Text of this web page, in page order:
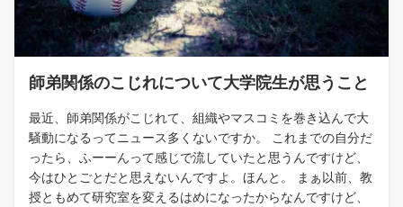
師弟関係のこじれについて大学院生が思うこと
最近、師弟関係がこじれて、組織やマスコミを巻き込んで大
騒動になるってニュース多くないですか。 これまでの自分だ
ったら、ふーーんって感じで流していたと思うんですけど、
今はひとごとだと思えないんですよ。ほんと。 まぁ以前、教
授ともめて研究室を変えるはめになったからなんですけど、